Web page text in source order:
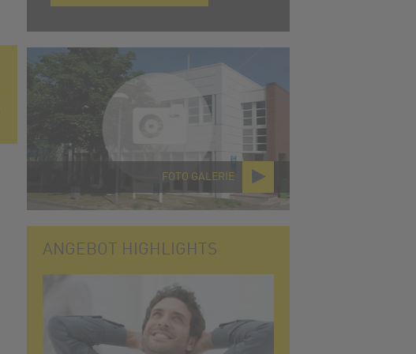
FOTO GALERIE
ANGEBOT HIGHLIGHTS